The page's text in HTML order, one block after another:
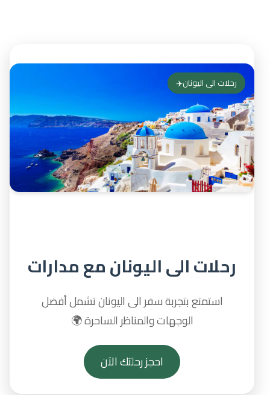
رحلات الى اليونان✈️
رحلات الى اليونان مع مدارات
استمتع بتجربة سفر الى اليونان تشمل أفضل
الوجهات والمناظر الساحرة 🌍
احجز رحلتك الآن